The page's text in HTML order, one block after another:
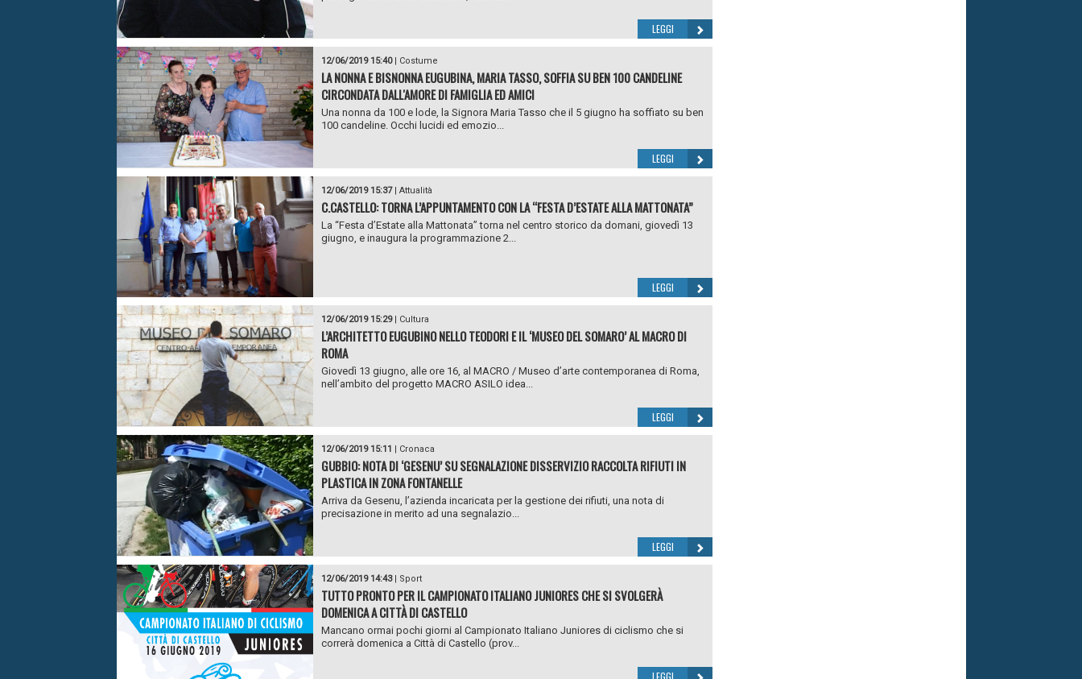
LEGGI
12/06/2019 15:40| Costume
LA NONNA E BISNONNA EUGUBINA, MARIA TASSO, SOFFIA SU BEN 100 CANDELINE
CIRCONDATA DALL'AMORE DI FAMIGLIA ED AMICI
Una nonna da 100 e lode, la Signora Maria Tasso che il 5 giugno ha soffiato su ben
100 candeline. Occhi lucidi ed emozio...
LEGGI
12/06/2019 15:37| Attualità
C.CASTELLO: TORNA L’APPUNTAMENTO CON LA “FESTA D’ESTATE ALLA MATTONATA”
La “Festa d’Estate alla Mattonata” torna nel centro storico da domani, giovedì 13
giugno, e inaugura la programmazione 2...
LEGGI
12/06/2019 15:29| Cultura
L’ARCHITETTO EUGUBINO NELLO TEODORI E IL ‘MUSEO DEL SOMARO’ AL MACRO DI
ROMA
Giovedì 13 giugno, alle ore 16, al MACRO / Museo d’arte contemporanea di Roma,
nell’ambito del progetto MACRO ASILO idea...
LEGGI
12/06/2019 15:11 | Cronaca
GUBBIO: NOTA DI ‘GESENU’ SU SEGNALAZIONE DISSERVIZIO RACCOLTA RIFIUTI IN
PLASTICA IN ZONA FONTANELLE
Arriva da Gesenu, l’azienda incaricata per la gestione dei rifiuti, una nota di
precisazione in merito ad una segnalazio...
LEGGI
12/06/2019 14:43| Sport
TUTTO PRONTO PER IL CAMPIONATO ITALIANO JUNIORES CHE SI SVOLGERÀ
DOMENICA A CITTÀ DI CASTELLO
Mancano ormai pochi giorni al Campionato Italiano Juniores di ciclismo che si
correrà domenica a Città di Castello (prov...
LEGGI